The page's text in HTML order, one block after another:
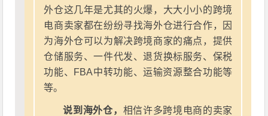
外仓这几年是尤其的火爆，大大小小的跨境
电商卖家都在纷纷寻找海外仓进行合作，因
为海外仓可以为解决跨境商家的痛点，提供
仓储服务、一件代发、退货换标服务、保税
功能、FBA中转功能、运输资源整合功能等
等。
说到海外仓， 相信许多跨境电商的卖家